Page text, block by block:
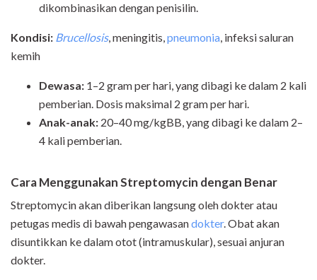
dikombinasikan dengan penisilin.
Kondisi: Brucellosis, meningitis,pneumonia, infeksi saluran
kemih
Dewasa: 1–2 gram per hari, yang dibagi ke dalam 2 kali
pemberian. Dosis maksimal 2 gram per hari.
Anak-anak: 20–40 mg/kgBB, yang dibagi ke dalam 2–
4 kali pemberian.
Cara Menggunakan Streptomycin dengan Benar
Streptomycin akan diberikan langsung oleh dokter atau
petugas medis di bawah pengawasandokter. Obat akan
disuntikkan ke dalam otot (intramuskular), sesuai anjuran
dokter.